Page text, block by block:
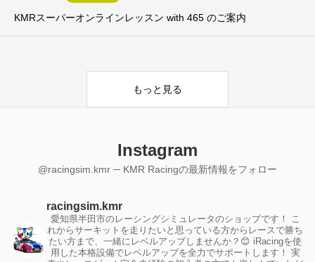
KMRスーパーオンラインレッスン with 465 のご案内
もっと見る
Instagram
@racingsim.kmr ─ KMR Racingの最新情報をフォロー
racingsim.kmr
愛知県半田市のレーシングシミュレータのショップです！
こ
れからサーキットを走りたいと思っている方からレースで勝ち
たい方まで、一緒にレベルアップしませんか？😊 iRacingを使
用した本格設備でレベルアップを全力でサポートします！
実